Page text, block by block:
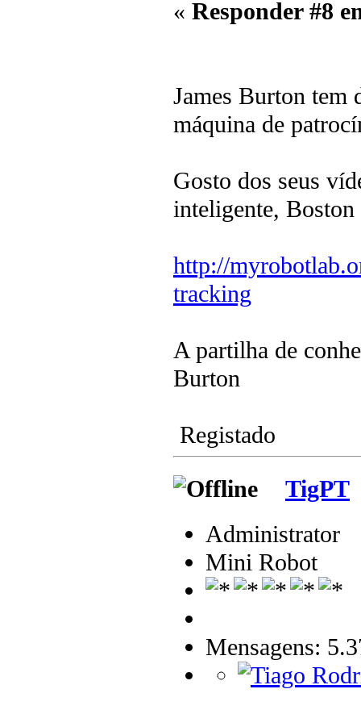
« Responder #8
James Burton tem
máquina de
Gosto dos seus
inteligente,
http://
tracking
A partilha de
Burton
Registado
TigPT
Administrator
Mini Robot
Mensagens: